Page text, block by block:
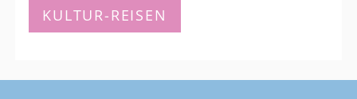
einer
uralten
KULTUR-REISEN